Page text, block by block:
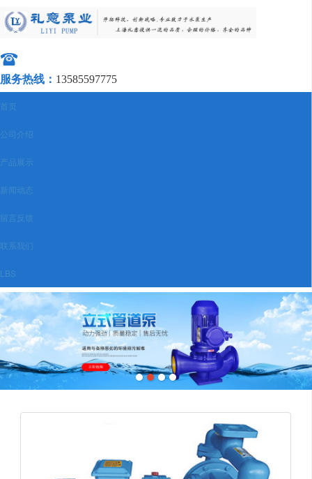
服务热线： 13585597775
首页
公司介绍
产品展示
新闻动态
留言反馈
联系我们
LBS